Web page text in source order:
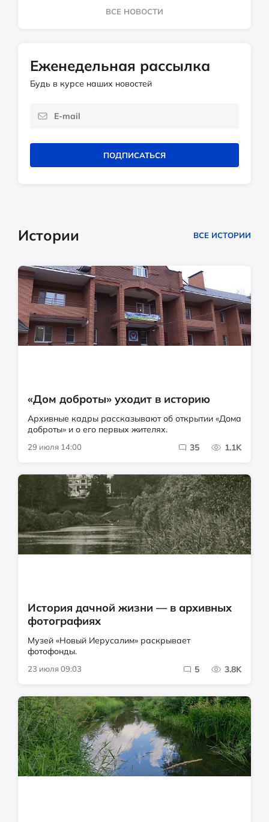
ВСЕ НОВОСТИ
Еженедельная рассылка
Будь в курсе наших новостей
ПОДПИСАТЬСЯ
Истории ВСЕ ИСТОРИИ
«Дом доброты» уходит в историю
Архивные кадры рассказывают об открытии «Дома
доброты» и о его первых жителях.
29 июля 14:00 35 1.1K
История дачной жизни — в архивных
фотографиях
Музей «Новый Иерусалим» раскрывает
фотофонды.
23 июля 09:03 5 3.8K